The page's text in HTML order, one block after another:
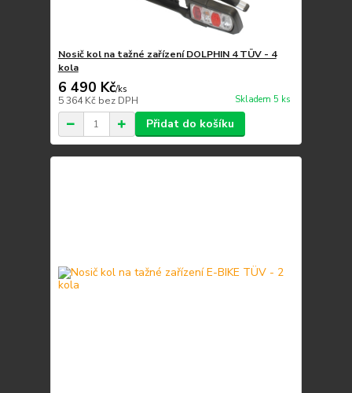
Nosič kol na tažné zařízení DOLPHIN 4 TÜV - 4
kola
6 490 Kč/ks
5 364 Kč bez DPH Skladem 5 ks
Přidat do košíku